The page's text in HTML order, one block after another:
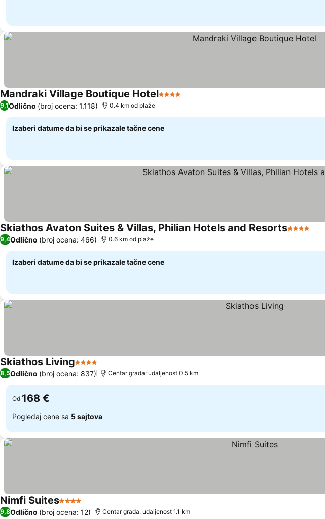
Mandraki Village Boutique Hotel4 Zvezdice
9,1Odlično (broj ocena: 1.118) 0.4 km od plaže
Izaberi datume da bi se prikazale tačne cene
Skiathos Avaton Suites & Villas, Philian Hotels and Resorts4 Zvezdice
9,4Odlično (broj ocena: 466) 0.6 km od plaže
Izaberi datume da bi se prikazale tačne cene
Skiathos Living4 Zvezdice
8,5Odlično (broj ocena: 837) Centar grada: udaljenost 0.5 km
Od 168 €
Pogledaj cene sa 5 sajtova
Nimfi Suites4 Zvezdice
9,8Odlično (broj ocena: 12) Centar grada: udaljenost 1.1 km